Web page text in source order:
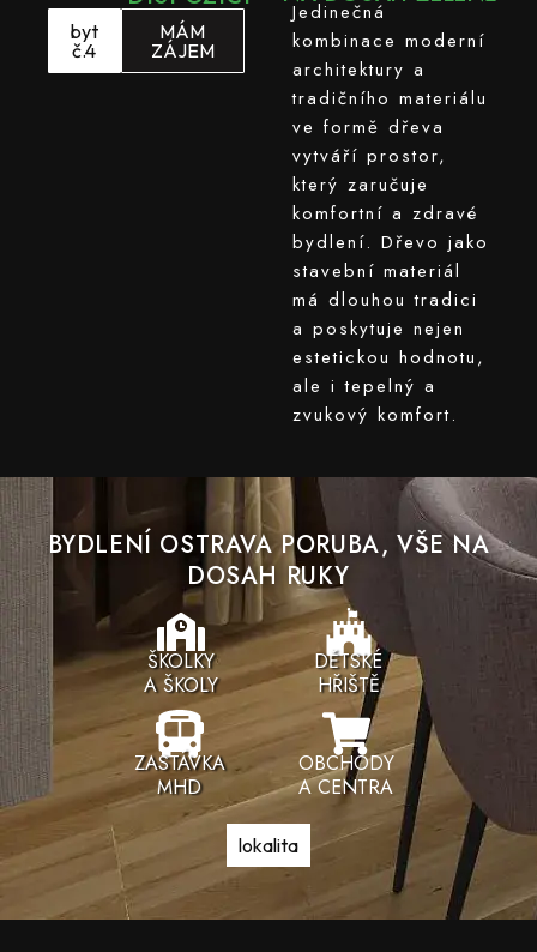
byt
č.4
MÁM
ZÁJEM
Jedinečná
kombinace moderní
architektury a
tradičního materiálu
ve formě dřeva
vytváří prostor,
který zaručuje
komfortní a zdravé
bydlení. Dřevo jako
stavební materiál
má dlouhou tradici
a poskytuje nejen
estetickou hodnotu,
ale i tepelný a
zvukový komfort.
BYDLENÍ OSTRAVA PORUBA, VŠE NA
DOSAH RUKY
ŠKOLKY
A ŠKOLY
DĚTSKÉ
HŘIŠTĚ
ZASTÁVKA
MHD
OBCHODY
A CENTRA
lokalita